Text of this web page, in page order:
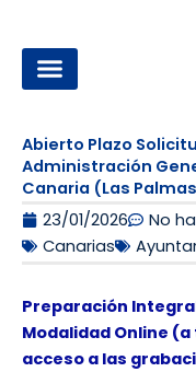
contenido
Abierto Plazo
Administración
Canaria (Las
23/01/2026
No
Canarias
Preparación
Modalidad Online
acceso a las